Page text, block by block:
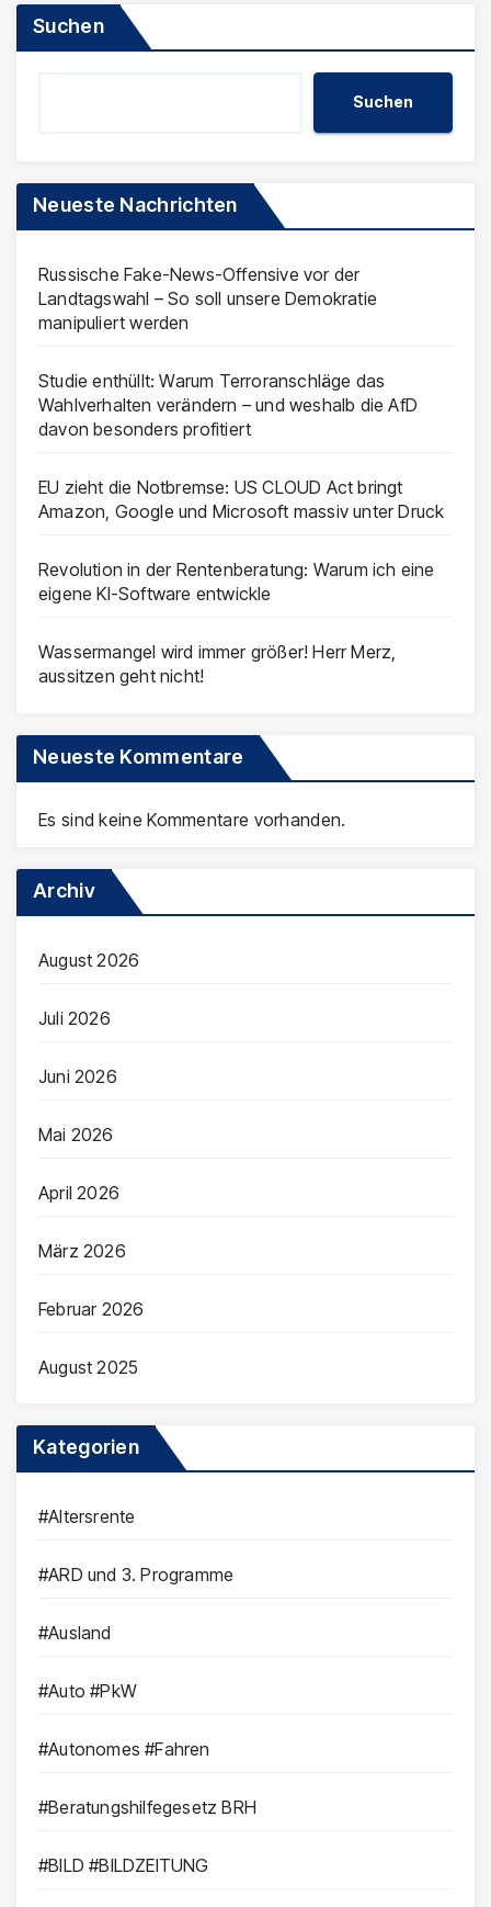
Suchen
Suchen
Neueste Nachrichten
Russische Fake-News-Offensive vor der
Landtagswahl – So soll unsere Demokratie
manipuliert werden
Studie enthüllt: Warum Terroranschläge das
Wahlverhalten verändern – und weshalb die AfD
davon besonders profitiert
EU zieht die Notbremse: US CLOUD Act bringt
Amazon, Google und Microsoft massiv unter Druck
Revolution in der Rentenberatung: Warum ich eine
eigene KI-Software entwickle
Wassermangel wird immer größer! Herr Merz,
aussitzen geht nicht!
Neueste Kommentare
Es sind keine Kommentare vorhanden.
Archiv
August 2026
Juli 2026
Juni 2026
Mai 2026
April 2026
März 2026
Februar 2026
August 2025
Kategorien
#Altersrente
#ARD und 3. Programme
#Ausland
#Auto #PkW
#Autonomes #Fahren
#Beratungshilfegesetz BRH
#BILD #BILDZEITUNG